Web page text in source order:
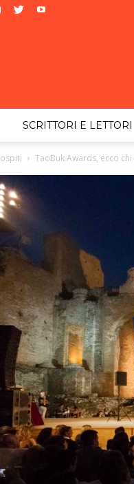
SCRITTORI E LETTORI
ospiti TaoBuk Awards, ecco